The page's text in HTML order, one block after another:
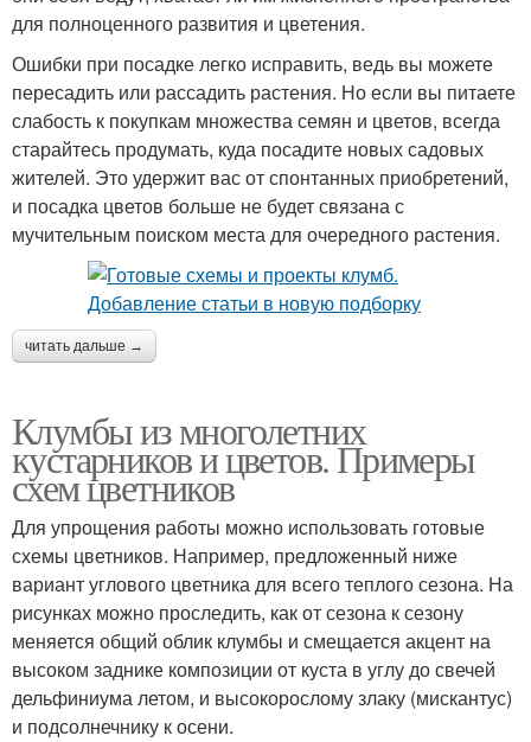
для полноценного развития и цветения.
Ошибки при посадке легко исправить, ведь вы можете
пересадить или рассадить растения. Но если вы питаете
слабость к покупкам множества семян и цветов, всегда
старайтесь продумать, куда посадите новых садовых
жителей. Это удержит вас от спонтанных приобретений,
и посадка цветов больше не будет связана с
мучительным поиском места для очередного растения.
читать дальше →
Клумбы из многолетних
кустарников и цветов. Примеры
схем цветников
Для упрощения работы можно использовать готовые
схемы цветников. Например, предложенный ниже
вариант углового цветника для всего теплого сезона. На
рисунках можно проследить, как от сезона к сезону
меняется общий облик клумбы и смещается акцент на
высоком заднике композиции от куста в углу до свечей
дельфиниума летом, и высокорослому злаку (мискантус)
и подсолнечнику к осени.